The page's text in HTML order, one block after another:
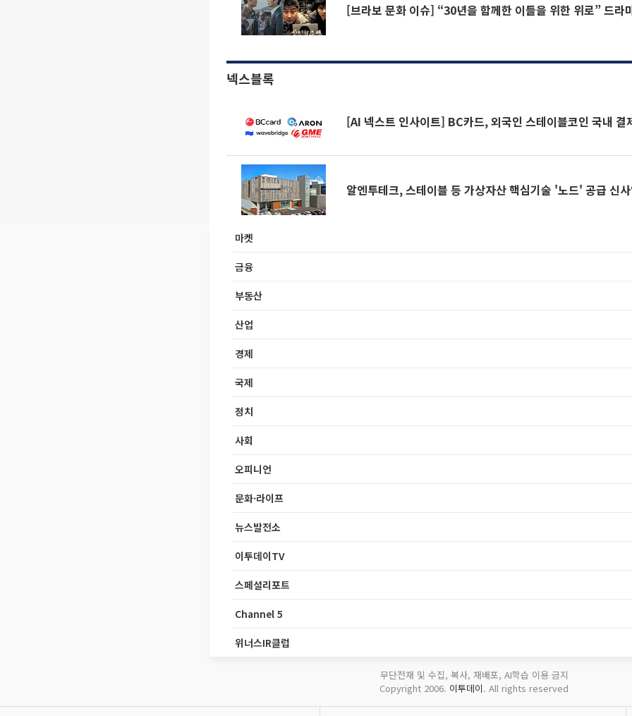
[브라보 문화 이슈] “30년을 함께한 이들을 위한 위로” 드라
넥스블록
[AI 넥스트 인사이트] BC카드, 외국인 스테이블코인 국내 결
알엔투테크, 스테이블 등 가상자산 핵심기술 '노드' 공급 신
마켓
금융
부동산
산업
경제
국제
정치
사회
오피니언
문화·라이프
뉴스발전소
이투데이TV
스페셜리포트
Channel 5
위너스IR클럽
무단전재 및 수집, 복사, 재배포, AI학습 이용 금지
Copyright 2006. 이투데이. All rights reserved